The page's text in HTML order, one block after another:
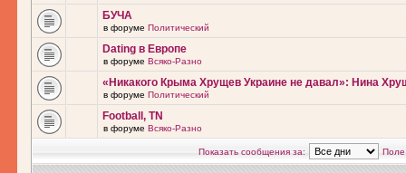
БУЧА
в форуме Политический
Dating в Европе
в форуме Всяко-Разно
«Никакого Крыма Хрущев Украине не давал»: Нина
в форуме Политический
Football, TN
в форуме Всяко-Разно
Показать сообщения за: Поле